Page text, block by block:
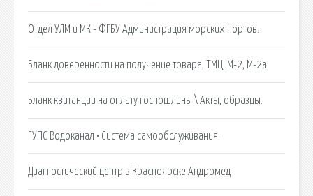
Отдел УЛМ и МК - ФГБУ Администрация морских портов.
Бланк доверенности на получение товара, ТМЦ, М-2, М-2а.
Бланк квитанции на оплату госпошлины \ Акты, образцы.
ГУПС Водоканал • Система самообслуживания.
Диагностический центр в Красноярске Андромед